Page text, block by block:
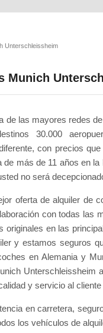
Unterschleissheim
Munich
de las mayores redes
30.000
con precios
de más de 11 años en
no será
oferta de alquiler de
con todas las
originales en las
y estamos seguros
en Alemania y
Unterschleissheim
y servicio al
en carretera,
los vehículos de